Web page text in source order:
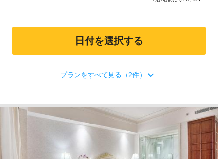
日付を選択する
プランをすべて見る（2件）